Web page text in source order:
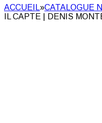
ACCUEIL»CATALOGUE
IL CAPTE | DENIS